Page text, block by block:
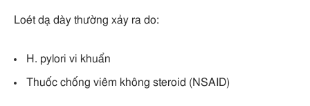
Loét dạ dày thường xảy ra do:
H. pylori vi khuẩn
Thuốc chống viêm không steroid (NSAID)